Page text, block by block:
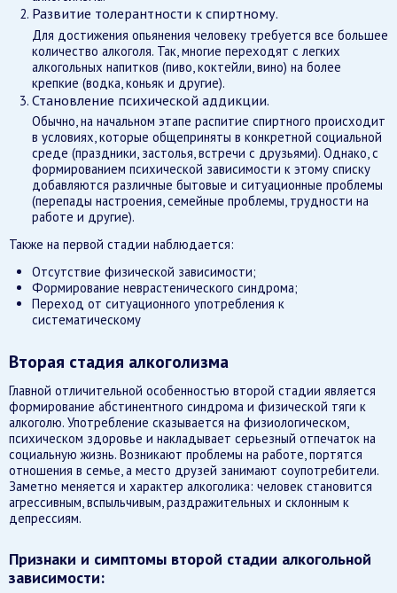
Развитие толерантности к спиртному.
Для достижения опьянения человеку требуется все большее
количество алкоголя. Так, многие переходят с легких
алкогольных напитков (пиво, коктейли, вино) на более
крепкие (водка, коньяк и другие).
Становление психической аддикции.
Обычно, на начальном этапе распитие спиртного происходит
в условиях, которые общеприняты в конкретной социальной
среде (праздники, застолья, встречи с друзьями). Однако, с
формированием психической зависимости к этому списку
добавляются различные бытовые и ситуационные проблемы
(перепады настроения, семейные проблемы, трудности на
работе и другие).
Также на первой стадии наблюдается:
Отсутствие физической зависимости;
Формирование неврастенического синдрома;
Переход от ситуационного употребления к
систематическому
Вторая стадия алкоголизма
Главной отличительной особенностью второй стадии является
формирование абстинентного синдрома и физической тяги к
алкоголю. Употребление сказывается на физиологическом,
психическом здоровье и накладывает серьезный отпечаток на
социальную жизнь. Возникают проблемы на работе, портятся
отношения в семье, а место друзей занимают соупотребители.
Заметно меняется и характер алкоголика: человек становится
агрессивным, вспыльчивым, раздражительных и склонным к
депрессиям.
Признаки и симптомы второй стадии алкогольной
зависимости: